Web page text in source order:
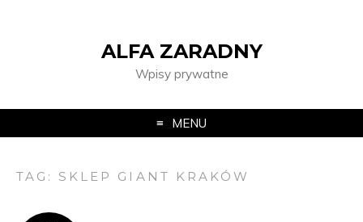
ALFA ZARADNY
Wpisy prywatne
MENU
TAG: SKLEP GIANT KRAKÓW